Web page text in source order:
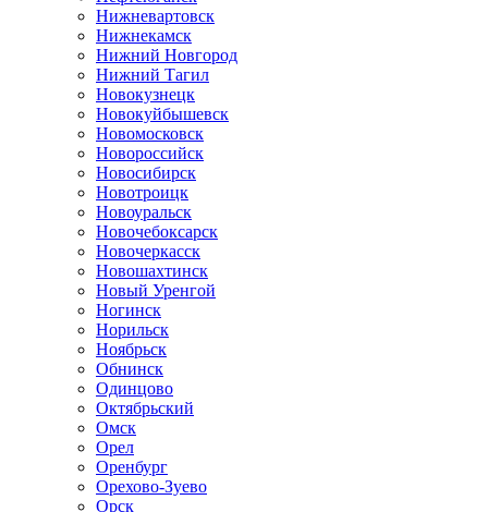
Нижневартовск
Нижнекамск
Нижний Новгород
Нижний Тагил
Новокузнецк
Новокуйбышевск
Новомосковск
Новороссийск
Новосибирск
Новотроицк
Новоуральск
Новочебоксарск
Новочеркасск
Новошахтинск
Новый Уренгой
Ногинск
Норильск
Ноябрьск
Обнинск
Одинцово
Октябрьский
Омск
Орел
Оренбург
Орехово-Зуево
Орск